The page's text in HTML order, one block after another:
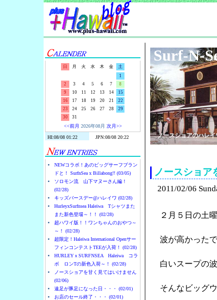
日 月 火 水 木 金
土
1
2
3 4 5 6 7
8
9
10 11 12 13 14
15
16
17 18 19 20 21
22
23
24 25 26 27 28
29
30
31
<<前月 2026年08月 次月>>
NEWコラボ！あのビッグサーフブラン
ドと！ SurfnSea x Billabong!! (03/05)
ソロモン流 山下マヌーさん編！
(02/28)
キッズバースデー@ハレイワ (02/28)
HurleyxSurfnsea Haleiwa Tシャツまた
また新色登場～！！ (02/28)
超ハワイ版！！ワンちゃんのおやつ～
～！ (02/28)
超限定！Haleiwa International Openサー
フィンコンテストTEEが入荷！ (02/28)
HURLEYｘSURFNSEA Haleiwa コラ
ボ ロンTの新色入荷～！ (02/28)
ノースショアを甘く見てはいけません
(02/06)
遠足が豚足になった日・・・ (02/01)
お店のセール終了・・・ (02/01)
Surf-N-
ノースショアのハレ
ノースショア
2011/02/06
２月５日の土
波が高かった
白いスープの
そんなビッグ